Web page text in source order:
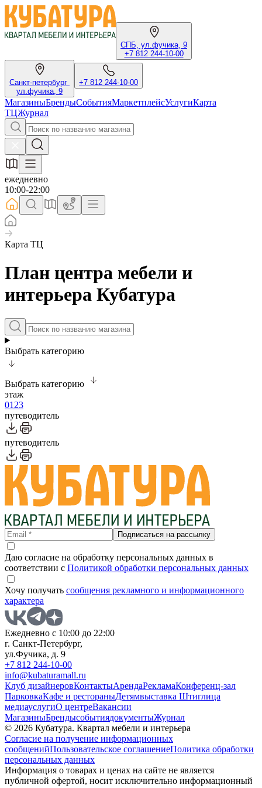
СПБ, ул.фучика, 9
+7 812 244-10-00
Санкт-петербург
ул.фучика, 9
+7 812 244-10-00
МагазиныБрендыСобытияМаркетплейсУслугиКарта
ТЦЖурнал
ежедневно
10:00-22:00
Карта ТЦ
План центра мебели и
интерьера Кубатура
Выбрать категорию
Выбрать категорию
этаж
01 23
путеводитель
путеводитель
Подписаться на рассылку
Даю согласие на обработку персональных данных в
соответствии с Политикой обработки персональных данных
Хочу получать сообщения рекламного и информационного
характера
Ежедневно с 10:00 до 22:00
г. Санкт-Петербург,
ул.Фучика, д. 9
+7 812 244-10-00
info@kubaturamall.ru
Клуб дизайнеровКонтактыАрендаРекламаКонференц-зал
ПарковкаКафе и рестораныДетямвыставка Штиглица
медиауслугиО центреВакансии
МагазиныБрендысобытиядокументыЖурнал
© 2026 Кубатура. Квартал мебели и интерьера
Согласие на получение информационных
сообщенийПользовательское соглашениеПолитика обработки
персональных данных
Информация о товарах и ценах на сайте не является
публичной офертой, носит исключительно информационный